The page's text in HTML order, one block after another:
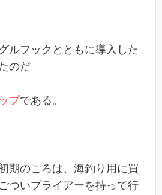
ルフックとともに導入した
のだ。
プである。
期のころは、海釣り用に買
ついプライアーを持って行